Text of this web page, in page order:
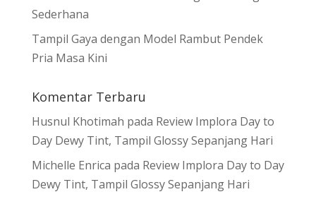
Sederhana
Tampil Gaya dengan Model Rambut Pendek
Pria Masa Kini
Komentar Terbaru
Husnul Khotimah pada Review Implora Day to
Day Dewy Tint, Tampil Glossy Sepanjang Hari
Michelle Enrica pada Review Implora Day to Day
Dewy Tint, Tampil Glossy Sepanjang Hari